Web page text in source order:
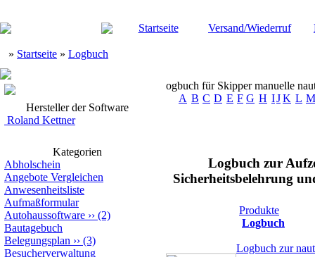
Startseite Versand/Wiederruf
» Startseite » Logbuch
Hersteller der Software
Roland Kettner
Kategorien
Abholschein
Angebote Vergleichen
Anwesenheitsliste
Aufmaßformular
Autohaussoftware ›› (2)
Bautagebuch
Belegungsplan ›› (3)
Besucherverwaltung
ogbuch für Skipper manuelle
A B C D E F G H IJK L M
Logbuch zur
Sicherheitsbelehrung
Produkte
Logbuch
Logbuch zur